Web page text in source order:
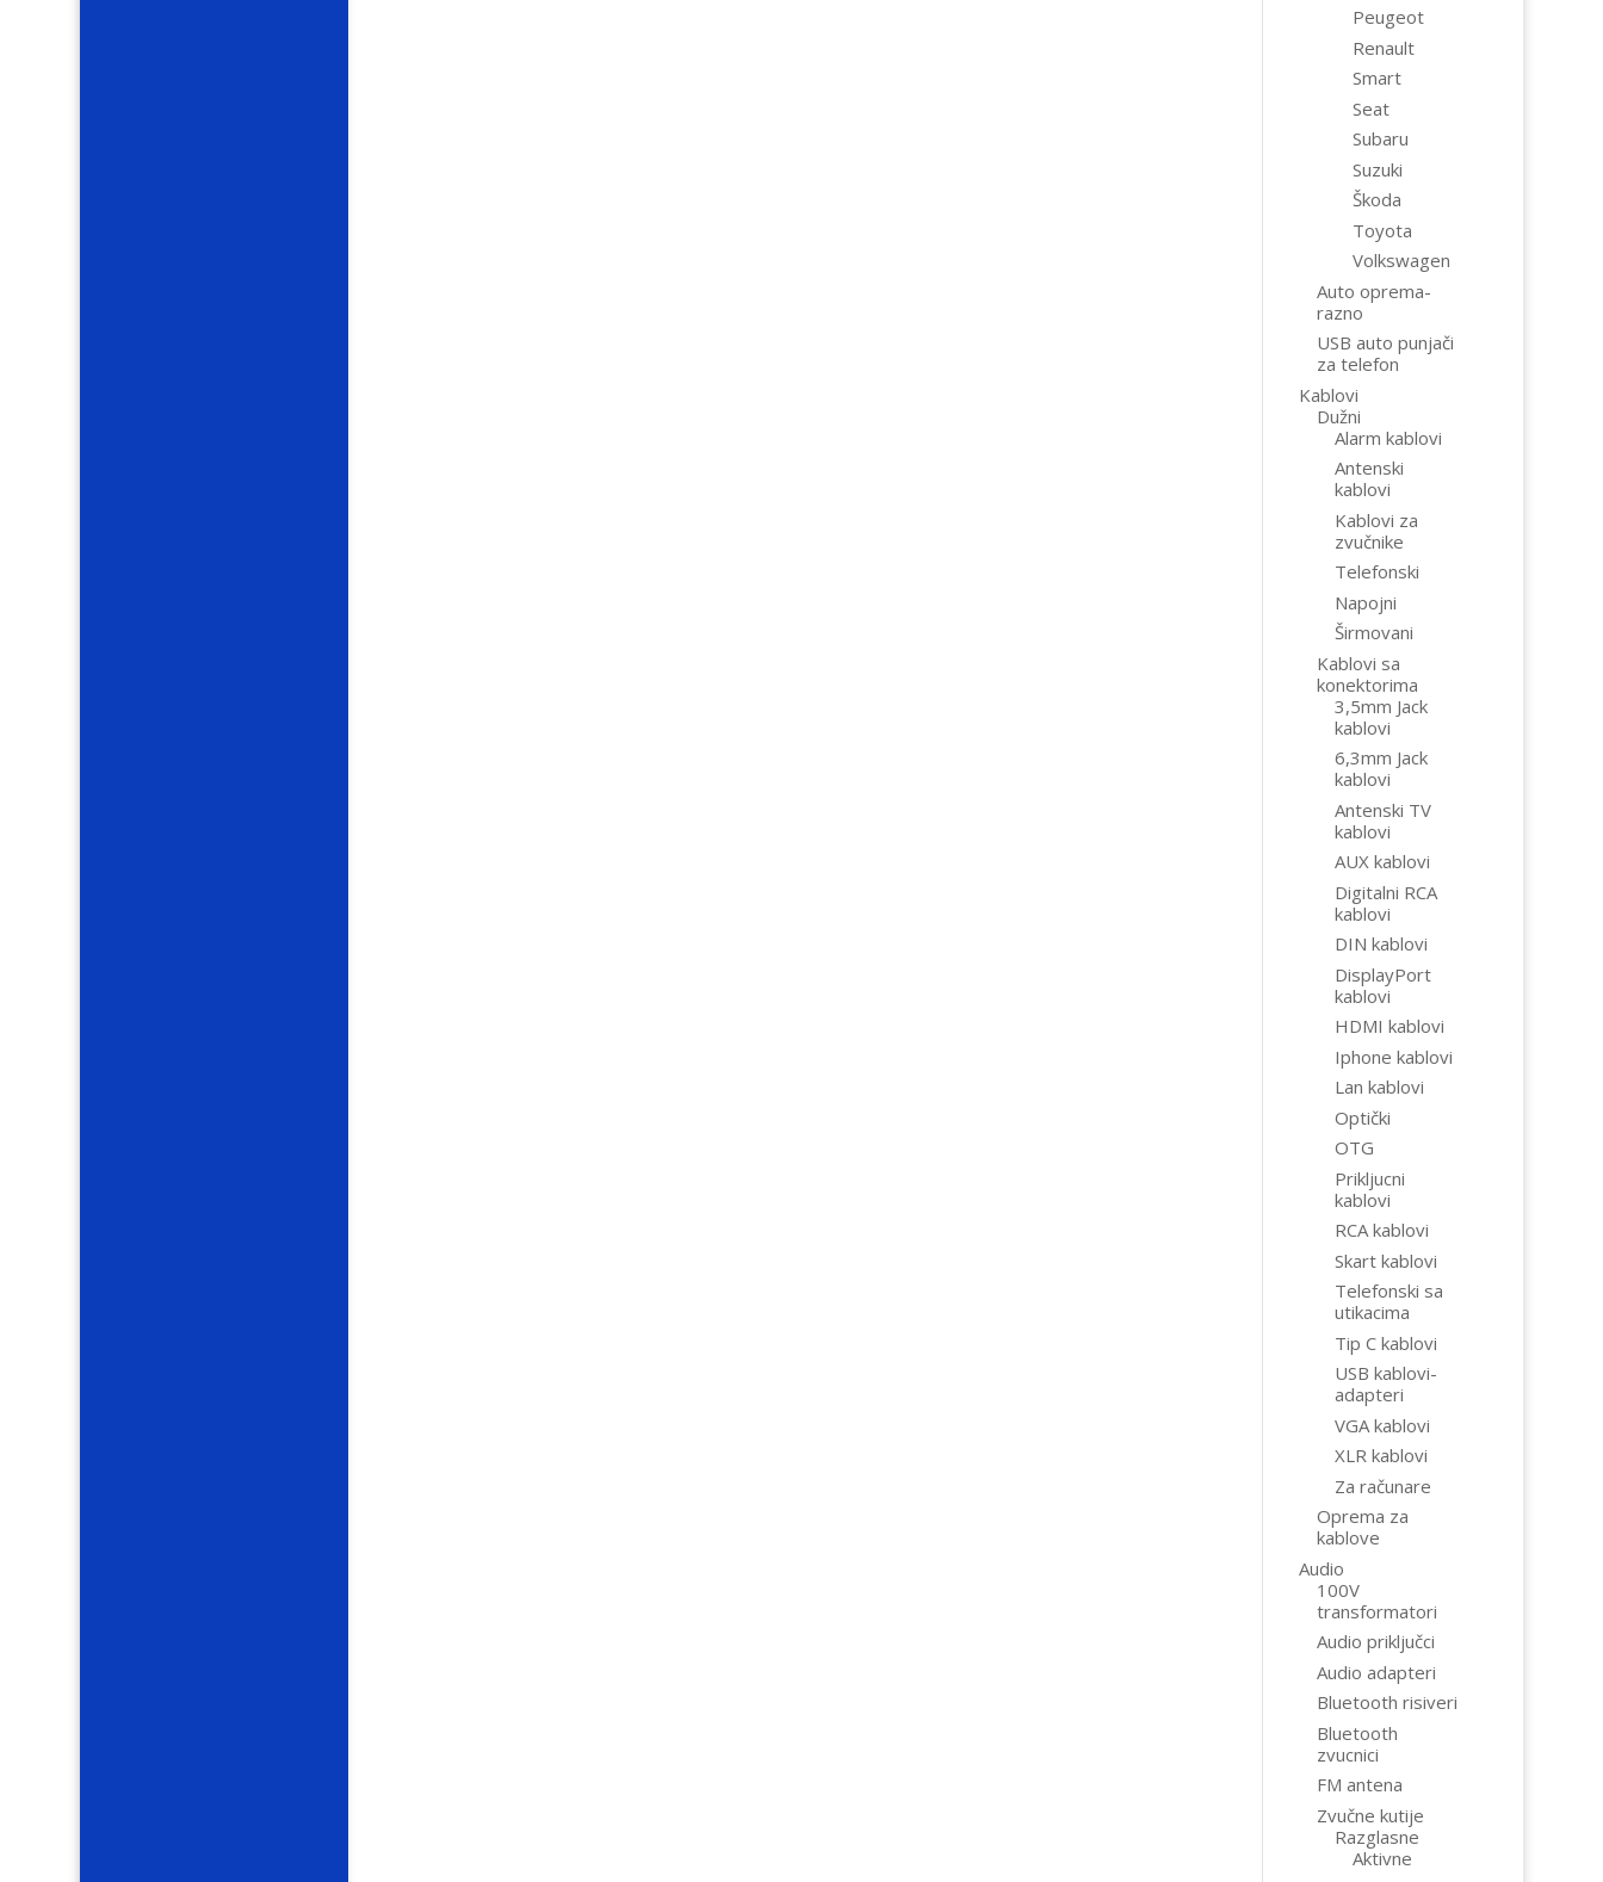
Peugeot
Renault
Smart
Seat
Subaru
Suzuki
Škoda
Toyota
Volkswagen
Auto oprema-
razno
USB auto punjači
za telefon
Kablovi
Dužni
Alarm kablovi
Antenski
kablovi
Kablovi za
zvučnike
Telefonski
Napojni
Širmovani
Kablovi sa
konektorima
3,5mm Jack
kablovi
6,3mm Jack
kablovi
Antenski TV
kablovi
AUX kablovi
Digitalni RCA
kablovi
DIN kablovi
DisplayPort
kablovi
HDMI kablovi
Iphone kablovi
Lan kablovi
Optički
OTG
Prikljucni
kablovi
RCA kablovi
Skart kablovi
Telefonski sa
utikacima
Tip C kablovi
USB kablovi-
adapteri
VGA kablovi
XLR kablovi
Za računare
Oprema za
kablove
Audio
100V
transformatori
Audio priključci
Audio adapteri
Bluetooth risiveri
Bluetooth
zvucnici
FM antena
Zvučne kutije
Razglasne
Aktivne